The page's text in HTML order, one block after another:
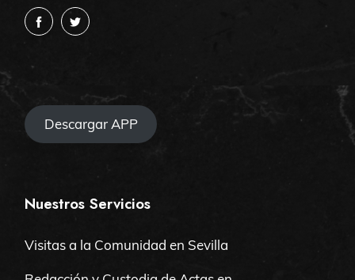
Descargar APP
Nuestros Servicios
Visitas a la Comunidad en Sevilla